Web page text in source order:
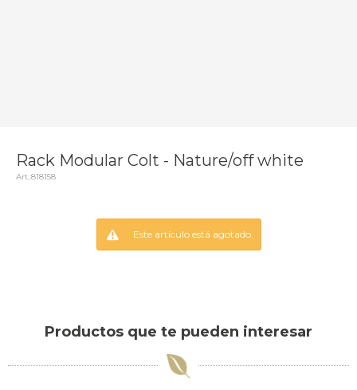
Rack Modular Colt - Nature/off white
818158
Este artículo está agotado.
Productos que te pueden interesar